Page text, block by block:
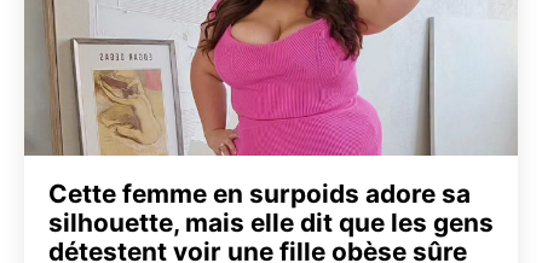
Cette femme en surpoids adore sa
silhouette, mais elle dit que les gens
détestent voir une fille obèse sûre